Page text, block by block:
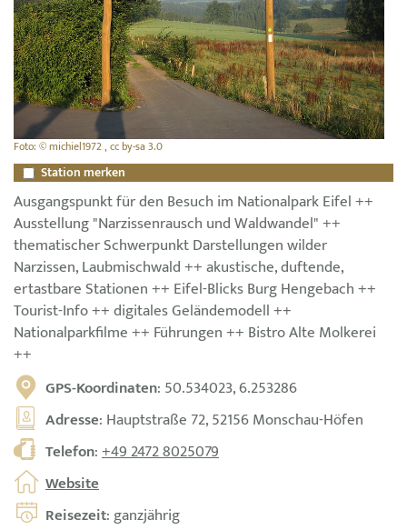
Foto: © michiel1972 , cc by-sa 3.0
Station merken
Ausgangspunkt für den Besuch im Nationalpark Eifel ++
Ausstellung "Narzissenrausch und Waldwandel" ++
thematischer Schwerpunkt Darstellungen wilder
Narzissen, Laubmischwald ++ akustische, duftende,
ertastbare Stationen ++ Eifel-Blicks Burg Hengebach ++
Tourist-Info ++ digitales Geländemodell ++
Nationalparkfilme ++ Führungen ++ Bistro Alte Molkerei
++
GPS-Koordinaten: 50.534023, 6.253286
Adresse: Hauptstraße 72, 52156 Monschau-Höfen
Telefon:+49 2472 8025079
Website
Reisezeit: ganzjährig